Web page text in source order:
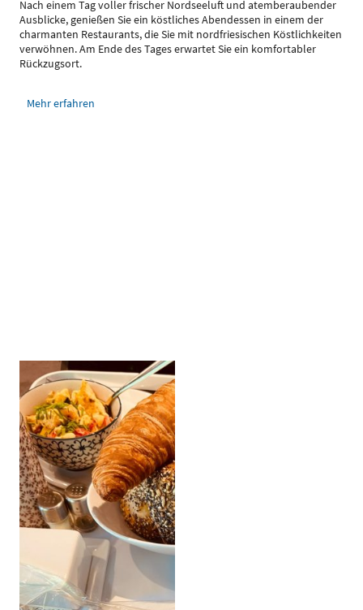
Nach einem Tag voller frischer Nordseeluft und atemberaubender
Ausblicke, genießen Sie ein köstliches Abendessen in einem der
charmanten Restaurants, die Sie mit nordfriesischen Köstlichkeiten
verwöhnen. Am Ende des Tages erwartet Sie ein komfortabler
Rückzugsort.
Mehr erfahren